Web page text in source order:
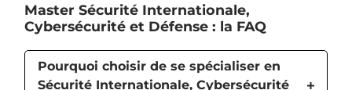
Master Sécurité Internationale,
Cybersécurité et Défense : la FAQ
Pourquoi choisir de se spécialiser en
Sécurité Internationale, Cybersécurité